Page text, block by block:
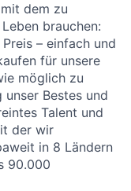
dem zu
brauchen:
– einfach und
für unsere
möglich zu
Bestes und
Talent und
der wir
in 8 Ländern
90.000